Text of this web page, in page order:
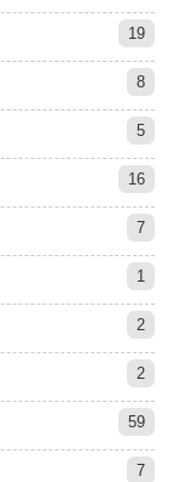
19
8
5
16
7
1
2
2
59
7